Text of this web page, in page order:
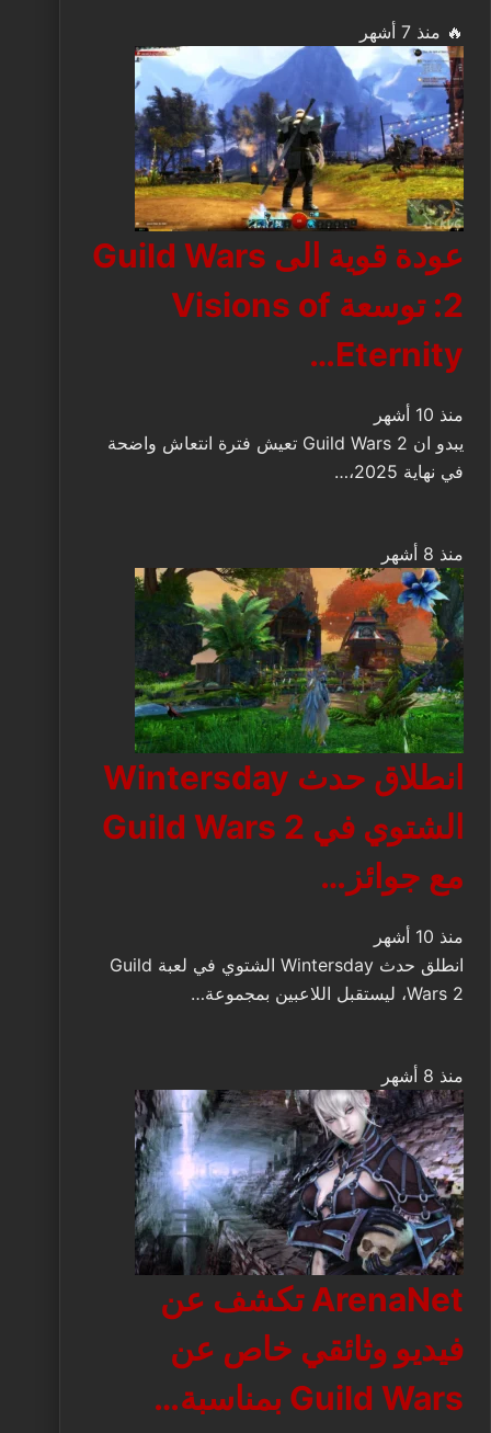
🔥 منذ 7 أشهر
عودة قوية الى Guild Wars
2: توسعة Visions of
Eternity…
منذ 10 أشهر
يبدو ان Guild Wars 2 تعيش فترة انتعاش واضحة
في نهاية 2025،…
منذ 8 أشهر
انطلاق حدث Wintersday
الشتوي في Guild Wars 2
مع جوائز…
منذ 10 أشهر
انطلق حدث Wintersday الشتوي في لعبة Guild
Wars 2، ليستقبل اللاعبين بمجموعة…
منذ 8 أشهر
ArenaNet تكشف عن
فيديو وثائقي خاص عن
Guild Wars بمناسبة…